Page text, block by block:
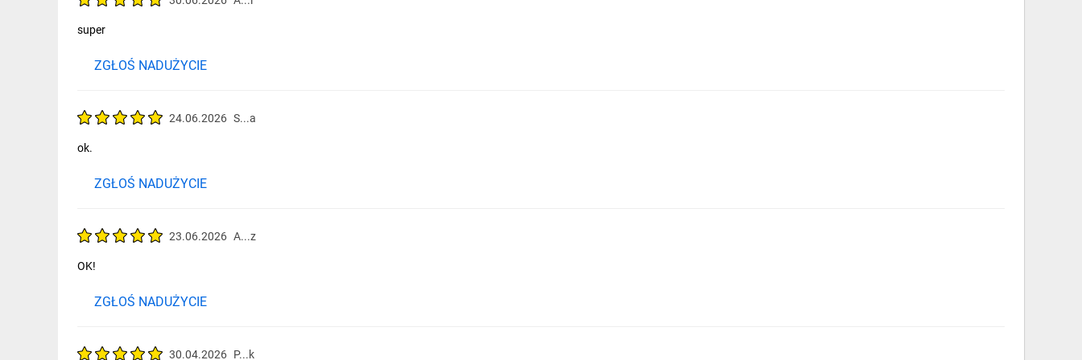
super
ZGŁOŚ NADUŻYCIE
24.06.2026 S...a
ok.
ZGŁOŚ NADUŻYCIE
23.06.2026 A...z
OK!
ZGŁOŚ NADUŻYCIE
30.04.2026 P...k